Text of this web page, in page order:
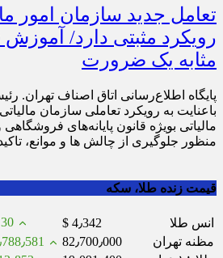
تعامل جدید سازمان امور
رویکرد مثبتی دارد/ آموزش
مثابه یک ضرورت
پایگاه اطلاع‌رسانی اتاق اصناف تهران.
باعنایت به رویکرد تعاملی سازمان
مالیاتی بویژه قانون پایانه‌های
منظور جلوگیری از چالش ها و موانع،
قیمت زنده طلا، سکه
انس طلا $ 4٫342
مظنه تهران
82٫700٫000
1٫788٫581